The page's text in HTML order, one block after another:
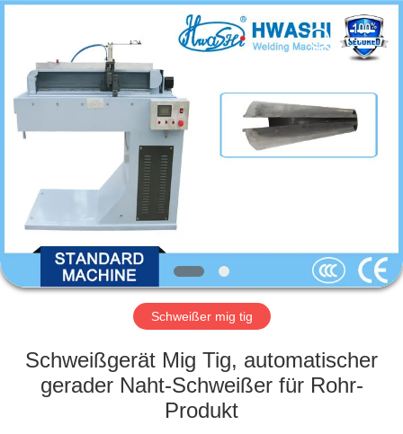
HAUS
PRODUKTE
ÜBER
UNS
FABRIK-
QUALITÄTSKONTROLLE
Reserved.
Schweißer mig tig
Schweißgerät Mig Tig, automatischer
gerader Naht-Schweißer für Rohr-
Produkt